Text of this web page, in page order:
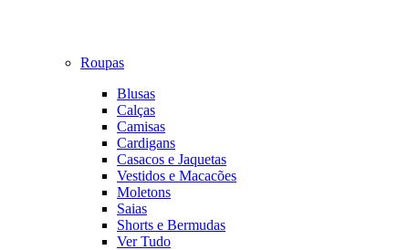
Roupas
Blusas
Calças
Camisas
Cardigans
Casacos e Jaquetas
Vestidos e Macacões
Moletons
Saias
Shorts e Bermudas
Ver Tudo